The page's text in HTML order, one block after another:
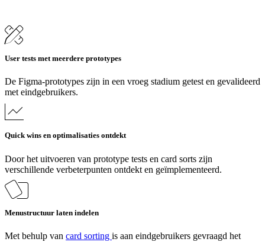
User tests met meerdere prototypes
De Figma-prototypes zijn in een vroeg stadium getest en gevalideerd
met eindgebruikers.
Quick wins en optimalisaties ontdekt
Door het uitvoeren van prototype tests en card sorts zijn
verschillende verbeterpunten ontdekt en geïmplementeerd.
Menustructuur laten indelen
Met behulp van card sorting is aan eindgebruikers gevraagd het